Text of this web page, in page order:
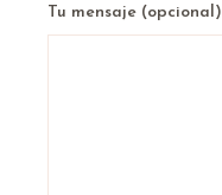
Tu mensaje (opcional)